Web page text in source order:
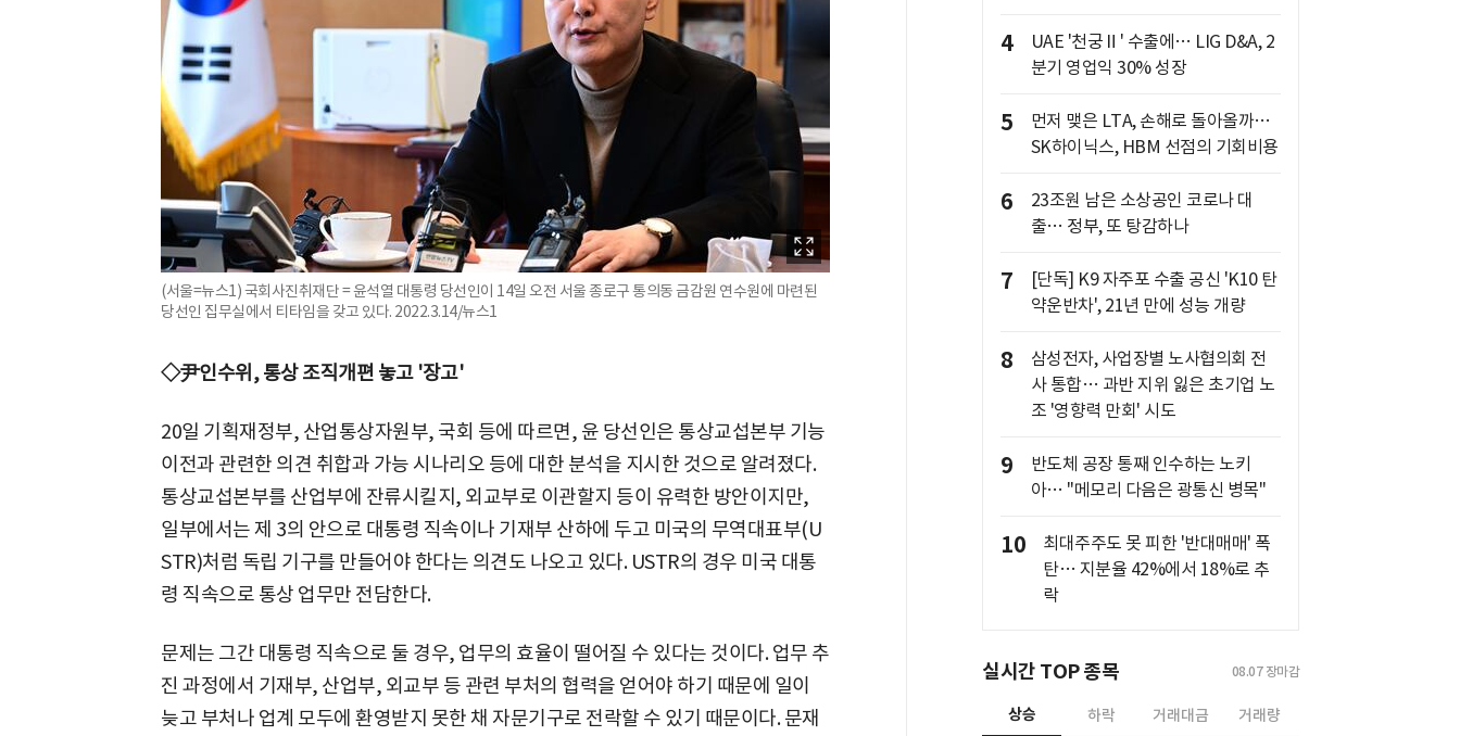
(서울=뉴스1) 국회사진취재단 = 윤석열 대통령 당선인이 14일 오전 서울 종로구 통의동 금감원 연수원에 마련된
당선인 집무실에서 티타임을 갖고 있다. 2022.3.14/뉴스1
◇尹인수위, 통상 조직개편 놓고 '장고'
20일 기획재정부, 산업통상자원부, 국회 등에 따르면, 윤 당선인은 통상교섭본부 기능
이전과 관련한 의견 취합과 가능 시나리오 등에 대한 분석을 지시한 것으로 알려졌다.
통상교섭본부를 산업부에 잔류시킬지, 외교부로 이관할지 등이 유력한 방안이지만,
일부에서는 제 3의 안으로 대통령 직속이나 기재부 산하에 두고 미국의 무역대표부(U
STR)처럼 독립 기구를 만들어야 한다는 의견도 나오고 있다. USTR의 경우 미국 대통
령 직속으로 통상 업무만 전담한다.
문제는 그간 대통령 직속으로 둘 경우, 업무의 효율이 떨어질 수 있다는 것이다. 업무 추
진 과정에서 기재부, 산업부, 외교부 등 관련 부처의 협력을 얻어야 하기 때문에 일이
늦고 부처나 업계 모두에 환영받지 못한 채 자문기구로 전락할 수 있기 때문이다. 문재
4
UAE '천궁Ⅱ' 수출에… LIG D&A, 2
분기 영업익 30% 성장
5
먼저 맺은 LTA, 손해로 돌아올까…
SK하이닉스, HBM 선점의 기회비용
6
23조원 남은 소상공인 코로나 대
출… 정부, 또 탕감하나
7
[단독] K9 자주포 수출 공신 'K10 탄
약운반차', 21년 만에 성능 개량
8
삼성전자, 사업장별 노사협의회 전
사 통합… 과반 지위 잃은 초기업 노
조 '영향력 만회' 시도
9
반도체 공장 통째 인수하는 노키
아… "메모리 다음은 광통신 병목"
10
최대주주도 못 피한 '반대매매' 폭
탄… 지분율 42%에서 18%로 추
락
실시간 TOP 종목 08.07 장마감
상승 하락 거래대금 거래량